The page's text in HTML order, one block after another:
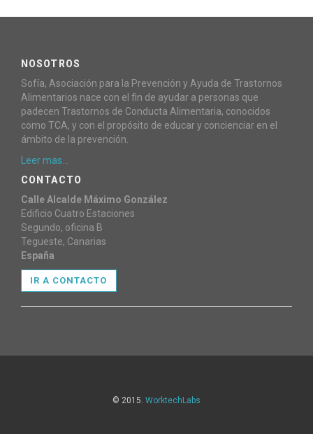
NOSOTROS
Sofía, Asociación para la Prevención y Ayuda de Trastornos
Alimentarios nace con el fin de ayudar a personas que
padecen Trastornos de Conducta Alimentaria, conocidos
como TCA, y con el propósito de educar y concienciar en el
ámbito de la prevención.
Leer mas...
CONTACTO
Calle Alcalde Máximo González
Edificio Cuatro Estaciones
Segundo, oficina B
Tegueste, Canarias
España
IR A CONTACTO
© 2015. WorktechLabs